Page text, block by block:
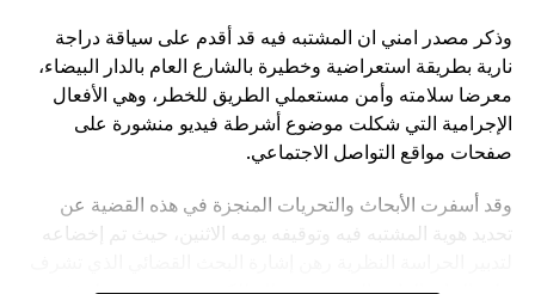
وذكر مصدر امني ان المشتبه فيه قد أقدم على سياقة دراجة
نارية بطريقة استعراضية وخطيرة بالشارع العام بالدار البيضاء،
معرضا سلامته وأمن مستعملي الطريق للخطر، وهي الأفعال
الإجرامية التي شكلت موضوع أشرطة فيديو منشورة على
صفحات مواقع التواصل الاجتماعي.
وقد أسفرت الأبحاث والتحريات المنجزة في هذه القضية عن
تحديد هوية المشتبه فيه وتوقيفه يومه الاثنين، حيث تم إخضاعه